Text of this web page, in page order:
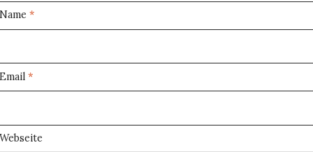
Name*
Email*
Webseite